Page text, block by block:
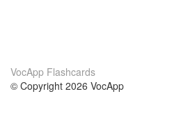
VocApp Flashcards
© Copyright 2026 VocApp